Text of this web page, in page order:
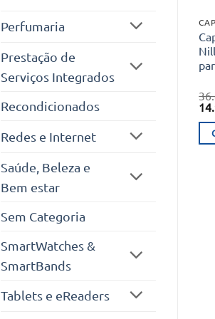
Perfumaria
Prestação de
Serviços Integrados
Recondicionados
Redes e Internet
Saúde, Beleza e
Bem estar
Sem Categoria
SmartWatches &
SmartBands
Tablets e eReaders
O